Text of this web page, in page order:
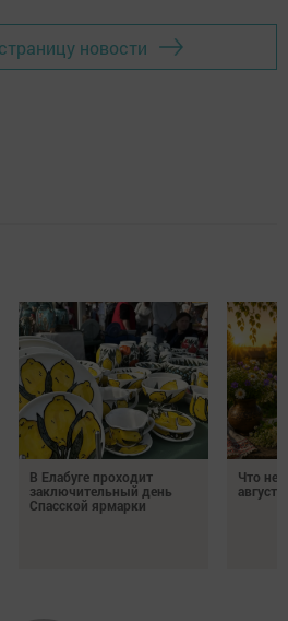
новости
В Елабуге проходит
заключительный день
Спасской ярмарки
Что